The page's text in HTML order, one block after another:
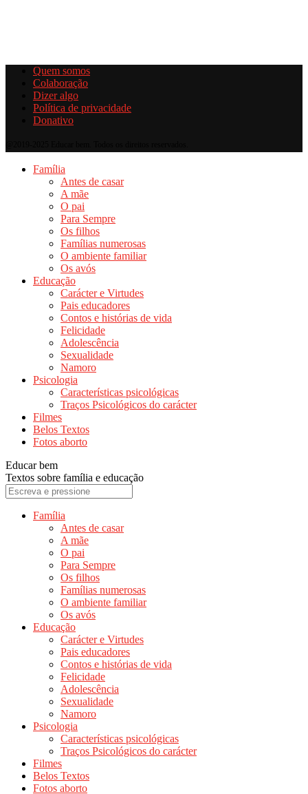
Quem somos
Colaboração
Dizer algo
Política de privacidade
Donativo
Família
Antes de casar
A mãe
O pai
Para Sempre
Os filhos
Famílias numerosas
O ambiente familiar
Os avós
Educação
Carácter e Virtudes
Pais educadores
Contos e histórias de vida
Felicidade
Adolescência
Sexualidade
Namoro
Psicologia
Características psicológicas
Traços Psicológicos do carácter
Filmes
Belos Textos
Fotos aborto
Educar bem
Textos sobre família e educação
Família
Antes de casar
A mãe
O pai
Para Sempre
Os filhos
Famílias numerosas
O ambiente familiar
Os avós
Educação
Carácter e Virtudes
Pais educadores
Contos e histórias de vida
Felicidade
Adolescência
Sexualidade
Namoro
Psicologia
Características psicológicas
Traços Psicológicos do carácter
Filmes
Belos Textos
Fotos aborto